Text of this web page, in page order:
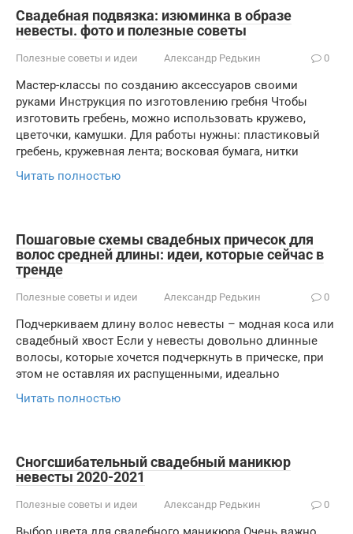
Свадебная подвязка: изюминка в образе
невесты. фото и полезные советы
Полезные советы и идеи Александр Редькин 0
Мастер-классы по созданию аксессуаров своими
руками Инструкция по изготовлению гребня Чтобы
изготовить гребень, можно использовать кружево,
цветочки, камушки. Для работы нужны: пластиковый
гребень, кружевная лента; восковая бумага, нитки
Читать полностью
Пошаговые схемы свадебных причесок для
волос средней длины: идеи, которые сейчас в
тренде
Полезные советы и идеи Александр Редькин 0
Подчеркиваем длину волос невесты – модная коса или
свадебный хвост Если у невесты довольно длинные
волосы, которые хочется подчеркнуть в прическе, при
этом не оставляя их распущенными, идеально
Читать полностью
Сногсшибательный свадебный маникюр
невесты 2020-2021
Полезные советы и идеи Александр Редькин 0